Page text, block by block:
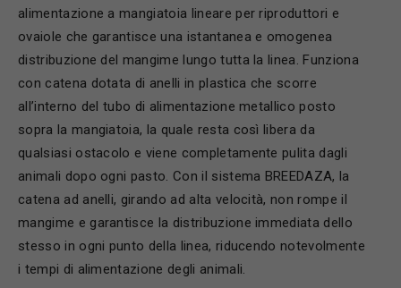
alimentazione a mangiatoia lineare per riproduttori e
ovaiole che garantisce una istantanea e omogenea
distribuzione del mangime lungo tutta la linea. Funziona
con catena dotata di anelli in plastica che scorre
all’interno del tubo di alimentazione metallico posto
sopra la mangiatoia, la quale resta così libera da
qualsiasi ostacolo e viene completamente pulita dagli
animali dopo ogni pasto. Con il sistema BREEDAZA, la
catena ad anelli, girando ad alta velocità, non rompe il
mangime e garantisce la distribuzione immediata dello
stesso in ogni punto della linea, riducendo notevolmente
i tempi di alimentazione degli animali.